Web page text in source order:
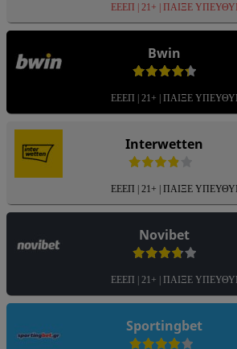
ΕΕΕΠ | 21+ | ΠΑΙΞΕ
Bwin
ΕΕΕΠ | 21+ | ΠΑΙΞΕ
Interwetten
ΕΕΕΠ | 21+ | ΠΑΙΞΕ
Novibet
ΕΕΕΠ | 21+ | ΠΑΙΞΕ
Sportingbet